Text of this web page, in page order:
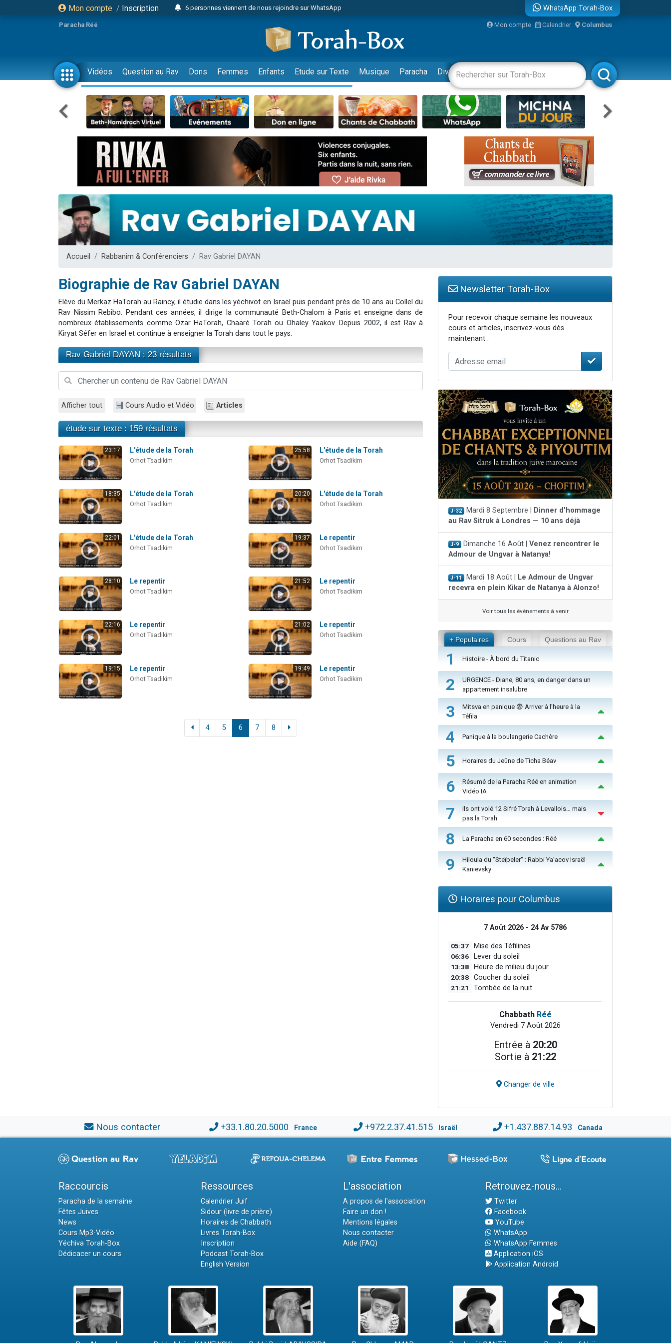
Mon compte / Inscription
6 personnes viennent de nous rejoindre sur WhatsApp
2 personnes viennent de faire un don pour 1 Journée de Vacances Pour les Enfants
17 personnes viennent de demander une bénédiction
4 personnes viennent de nous rejoindre sur WhatsApp
Il reste 49 places pour étudier en groupe sur Zoom
23 personnes viennent de faire un don pour Diane, 80 ans, dans un appartement insalubre
Eva vient de donner son Maasser
4 personnes viennent de nous rejoindre sur WhatsApp
3 personnes viennent de nous rejoindre sur WhatsApp
3 personnes viennent de faire un don pour 5 jours de vacances aux Orphelins
Odaya vient de donner son Maasser
13 personnes viennent de demander une bénédiction
30 personnes viennent de faire un don pour Sauvez la jambe de Yohan
Il reste 49 places pour étudier en groupe sur Zoom
12 nouvelles musiques dans Torah-Box Music
2 personnes viennent de nous rejoindre sur WhatsApp
WhatsApp Torah-Box
Paracha Réé Mon compte Calendrier Columbus
Vidéos Question au Rav Dons Femmes Enfants Etude sur Texte Musique Paracha Divertissements Livres Rabbanim
Accueil Rabbanim & Conférenciers Rav Gabriel DAYAN
Biographie de Rav Gabriel DAYAN
Elève du Merkaz HaTorah au Raincy, il étudie dans les yéchivot en Israël puis pendant près de 10 ans au Collel du
Rav Nissim Rebibo. Pendant ces années, il dirige la communauté Beth-Chalom à Paris et enseigne dans de
nombreux établissements comme Ozar HaTorah, Chaaré Torah ou Ohaley Yaakov. Depuis 2002, il est Rav à
Kiryat Séfer en Israel et continue à enseigner la Torah dans tout le pays.
Rav Gabriel DAYAN : 23 résultats
Afficher tout Cours Audio et Vidéo Articles
étude sur texte : 159 résultats
23:17 L'étude de la Torah
Orhot Tsadikim
25:58 L'étude de la Torah
Orhot Tsadikim
18:35 L'étude de la Torah
Orhot Tsadikim
20:20 L'étude de la Torah
Orhot Tsadikim
22:01 L'étude de la Torah
Orhot Tsadikim
19:37 Le repentir
Orhot Tsadikim
28:10 Le repentir
Orhot Tsadikim
21:52 Le repentir
Orhot Tsadikim
22:16 Le repentir
Orhot Tsadikim
21:02 Le repentir
Orhot Tsadikim
19:15 Le repentir
Orhot Tsadikim
19:49 Le repentir
Orhot Tsadikim
4 5 6 7 8
Newsletter Torah-Box
Pour recevoir chaque semaine les nouveaux
cours et articles, inscrivez-vous dès
maintenant :
J-32 Mardi 8 Septembre |
Dinner d'hommage
au Rav Sitruk à Londres — 10 ans déjà
J-9 Dimanche 16 Août | Venez rencontrer le
Admour de Ungvar à Natanya!
J-11 Mardi 18 Août |
Le Admour de Ungvar
recevra en plein Kikar de Natanya à Alonzo!
Voir tous les événements à venir
+ Populaires Cours Questions au Rav
1 Histoire - À bord du Titanic
2
URGENCE - Diane, 80 ans, en danger dans un
appartement insalubre
3
Mitsva en panique 😨 Arriver à l'heure à la
Téfila
4 Panique à la boulangerie Cachère
5 Horaires du Jeûne de Ticha Béav
6
Résumé de la Paracha Réé en animation
Vidéo IA
7
Ils ont volé 12 Sifré Torah à Levallois… mais
pas la Torah
8 La Paracha en 60 secondes : Réé
9
Hiloula du "Steïpeler" : Rabbi Ya’acov Israël
Kanievsky
Horaires pour Columbus
7 Août 2026 - 24 Av 5786
05:37 Mise des Téfilines
06:36 Lever du soleil
13:38 Heure de milieu du jour
20:38 Coucher du soleil
21:21 Tombée de la nuit
Chabbath Réé
Vendredi 7 Août 2026
Entrée à 20:20
Sortie à 21:22
Changer de ville
Nous contacter +33.1.80.20.5000 France +972.2.37.41.515 Israël +1.437.887.14.93 Canada
Raccourcis
Paracha de la semaine
Fêtes Juives
News
Cours Mp3-Vidéo
Yéchiva Torah-Box
Dédicacer un cours
Ressources
Calendrier Juif
Sidour (livre de prière)
Horaires de Chabbath
Livres Torah-Box
Inscription
Podcast Torah-Box
English Version
L'association
A propos de l'association
Faire un don !
Mentions légales
Nous contacter
Aide (FAQ)
Retrouvez-nous...
Twitter
Facebook
YouTube
WhatsApp
WhatsApp Femmes
Application iOS
Application Android